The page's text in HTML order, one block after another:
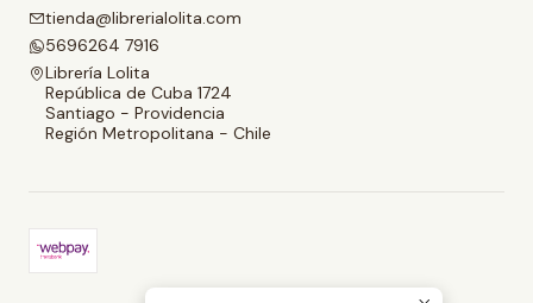
tienda@librerialolita.com
5696264 7916
Librería Lolita
República de Cuba 1724
Santiago - Providencia
Región Metropolitana - Chile